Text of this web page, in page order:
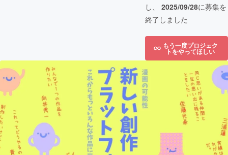
し、 2025/09/28に募集を
終了しました
もう一度プロジェク
トをやってほしい